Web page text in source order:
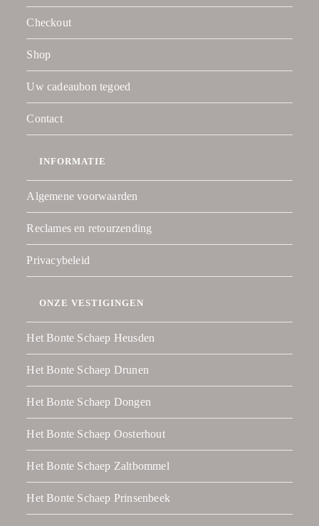
Checkout
Shop
Uw cadeaubon tegoed
Contact
INFORMATIE
Algemene voorwaarden
Reclames en retourzending
Privacybeleid
ONZE VESTIGINGEN
Het Bonte Schaep Heusden
Het Bonte Schaep Drunen
Het Bonte Schaep Dongen
Het Bonte Schaep Oosterhout
Het Bonte Schaep Zaltbommel
Het Bonte Schaep Prinsenbeek